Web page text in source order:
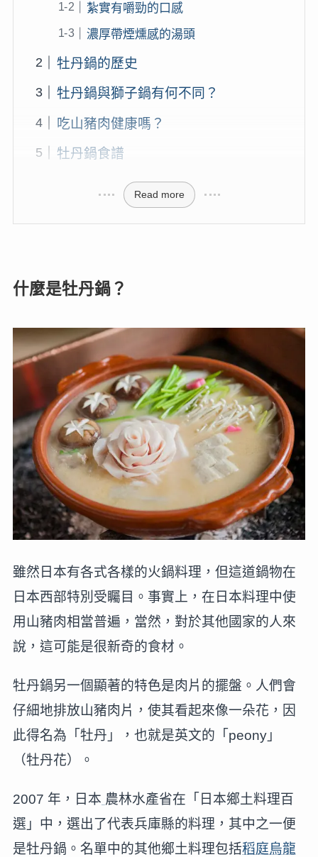
紮實有嚼勁的口感
濃厚帶煙燻感的湯頭
牡丹鍋的歷史
牡丹鍋與獅子鍋有何不同？
吃山豬肉健康嗎？
牡丹鍋食譜
Read more
什麼是牡丹鍋？
雖然日本有各式各樣的火鍋料理，但這道鍋物在
日本西部特別受矚目。事實上，在日本料理中使
用山豬肉相當普遍，當然，對於其他國家的人來
說，這可能是很新奇的食材。
牡丹鍋另一個顯著的特色是肉片的擺盤。人們會
仔細地排放山豬肉片，使其看起來像一朵花，因
此得名為「牡丹」，也就是英文的「peony」
（牡丹花）。
2007 年，日本 農林水產省在「日本鄉土料理百
選」中，選出了代表兵庫縣的料理，其中之一便
是牡丹鍋。名單中的其他鄉土料理包括稻庭烏龍